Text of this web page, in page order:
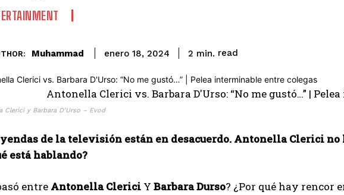
Muhammad enero 18, 2024 2 min. read
Clerici y Barbara D'Urso – Evod
de la televisión están en desacuerdo. Antonella Clerici no
está hablando?
entre Antonella Clerici Y Barbara Durso? ¿Por qué hay rencor